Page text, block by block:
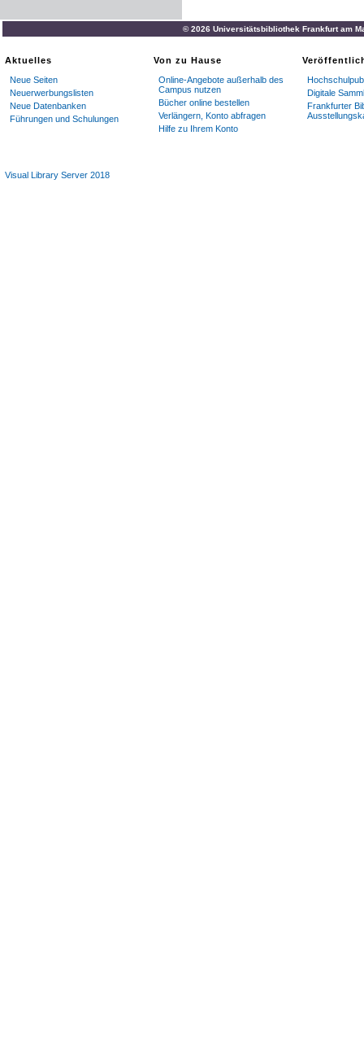
© 2026 Universitätsbibliothek Frankfurt am
Aktuelles
Neue Seiten
Neuerwerbungslisten
Neue Datenbanken
Führungen und Schulungen
Von zu Hause
Online-Angebote außerhalb des
Campus nutzen
Bücher online bestellen
Verlängern, Konto abfragen
Hilfe zu Ihrem Konto
Digitale
Frankfurter
Visual Library Server 2018